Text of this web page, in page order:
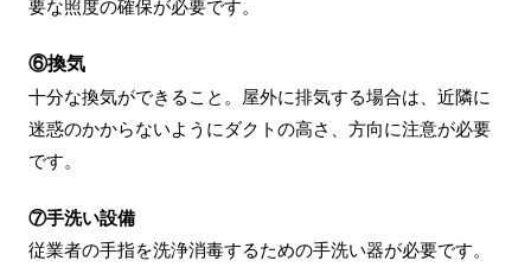
要な照度の確保が必要です。
⑥換気
十分な換気ができること。屋外に排気する場合は、近隣に
迷惑のかからないようにダクトの高さ、方向に注意が必要
です。
⑦手洗い設備
従業者の手指を洗浄消毒するための手洗い器が必要です。